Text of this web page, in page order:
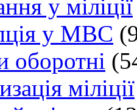
у міліції
у МВС
оборотні
міліції